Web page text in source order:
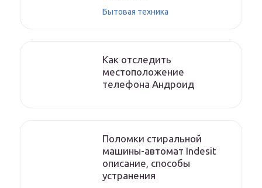
Бытовая техника
Как отследить
местоположение
телефона Андроид
Поломки стиральной
машины-автомат Indesit
описание, способы
устранения